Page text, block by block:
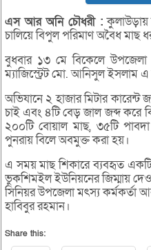
এসআরঅনিচৌধরী : কুলাউড়ায়
চালিয়ে বিপুল পরিমাণ অবৈধ মাছ
বুধবার ১৩ মে বিকেলে উপজেলা
ম্যাজিস্ট্রেট মো. আনিসুল ইসলাম
অভিযানে ২ হাজার মিটার কারেন্ট
চাই এবং ৪টি বেড় জাল জব্দ করে
২০০টি বোয়াল মাছ, ৩৫টি
পুনরায় বিলে অবমুক্ত করা হয়।
এ সময় মাছ শিকারে ব্যবহৃত
ভুকশিমইল ইউনিয়নের জিম্মায়
সিনিয়র উপজেলা মৎস্য
হাবিবুর রহমান।
Share this: